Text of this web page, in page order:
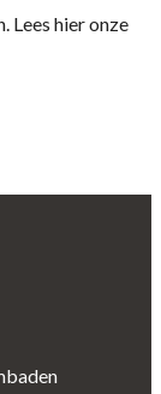
Lees hier onze